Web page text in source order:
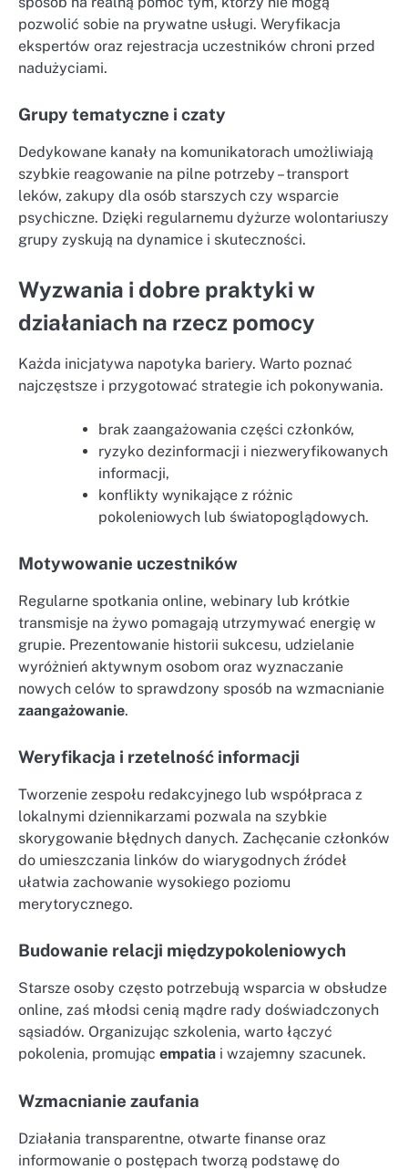
pozwolić sobie na prywatne usługi. Weryfikacja
ekspertów oraz rejestracja uczestników chroni przed
nadużyciami.
Grupy tematyczne i czaty
Dedykowane kanały na komunikatorach umożliwiają
szybkie reagowanie na pilne potrzeby – transport
leków, zakupy dla osób starszych czy wsparcie
psychiczne. Dzięki regularnemu dyżurze wolontariuszy
grupy zyskują na dynamice i skuteczności.
Wyzwania i dobre praktyki w
działaniach na rzecz pomocy
Każda inicjatywa napotyka bariery. Warto poznać
najczęstsze i przygotować strategie ich pokonywania.
brak zaangażowania części członków,
ryzyko dezinformacji i niezweryfikowanych
informacji,
konflikty wynikające z różnic
pokoleniowych lub światopoglądowych.
Motywowanie uczestników
Regularne spotkania online, webinary lub krótkie
transmisje na żywo pomagają utrzymywać energię w
grupie. Prezentowanie historii sukcesu, udzielanie
wyróżnień aktywnym osobom oraz wyznaczanie
nowych celów to sprawdzony sposób na wzmacnianie
zaangażowanie.
Weryfikacja i rzetelność informacji
Tworzenie zespołu redakcyjnego lub współpraca z
lokalnymi dziennikarzami pozwala na szybkie
skorygowanie błędnych danych. Zachęcanie członków
do umieszczania linków do wiarygodnych źródeł
ułatwia zachowanie wysokiego poziomu
merytorycznego.
Budowanie relacji międzypokoleniowych
Starsze osoby często potrzebują wsparcia w obsłudze
online, zaś młodsi cenią mądre rady doświadczonych
sąsiadów. Organizując szkolenia, warto łączyć
pokolenia, promując empatia i wzajemny szacunek.
Wzmacnianie zaufania
Działania transparentne, otwarte finanse oraz
informowanie o postępach tworzą podstawę do